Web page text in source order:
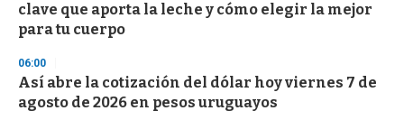
clave que aporta la leche y cómo elegir la mejor
para tu cuerpo
06:00
Así abre la cotización del dólar hoy viernes 7 de
agosto de 2026 en pesos uruguayos